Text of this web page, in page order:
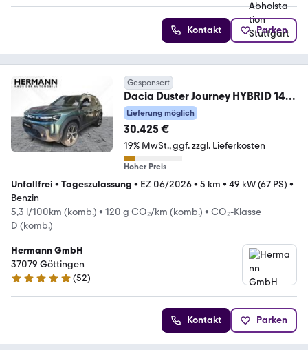
Kontakt Parken
Gesponsert
Dacia Duster Journey HYBRID 140
ABS Fahrerairbag
Lieferung möglich
30.425 €
19% MwSt. ggf. zzgl. Lieferkosten
Hoher Preis
Unfallfrei • Tageszulassung • EZ 06/2026• 5 km • 49 kW (67 PS) •
Benzin
5,3 l/100km (komb.) • 120 g CO₂/km (komb.) • CO₂-Klasse
D (komb.)
Hermann GmbH
37079 Göttingen
4.8 Sterne
(52)
Kontakt Parken